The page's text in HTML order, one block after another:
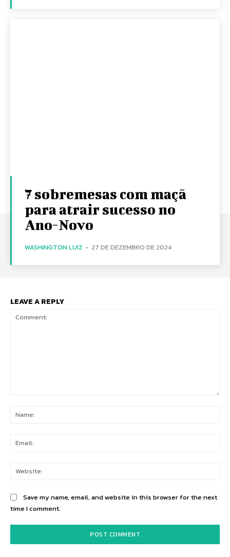
7 sobremesas com maçã
para atrair sucesso no
Ano-Novo
WASHINGTON LUIZ - 27 DE DEZEMBRO DE 2024
LEAVE A REPLY
Save my name, email, and website in this browser for the next
time I comment.